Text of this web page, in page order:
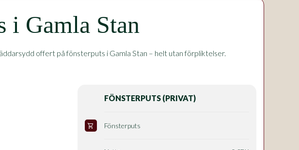
i Gamla Stan
offert på fönsterputs i Gamla Stan – helt utan förpliktelser.
FÖNSTERPUTS (PRIVAT)
shopping_cart Fönsterputs